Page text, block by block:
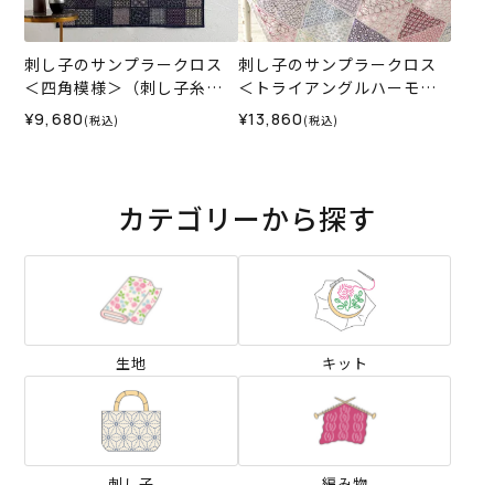
刺し子のサンプラークロス
＜四角模様＞（刺し子糸な
し）
¥9,680 (税込)
刺し子のサンプラークロス
＜トライアングルハーモニ
ー＞
¥13,860 (税込)
カテゴリーから探す
生地 キット